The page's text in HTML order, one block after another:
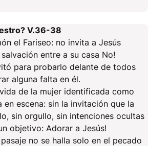
V.36-38
el Fariseo: no invita a Jesús
entre a su casa No!
para probarlo delante de todos
alguna falta en él.
de la mujer identificada como
en escena: sin la invitación que la
sin orgullo, sin intenciones ocultas
objetivo: Adorar a Jesús!
no se halla solo en el pecado